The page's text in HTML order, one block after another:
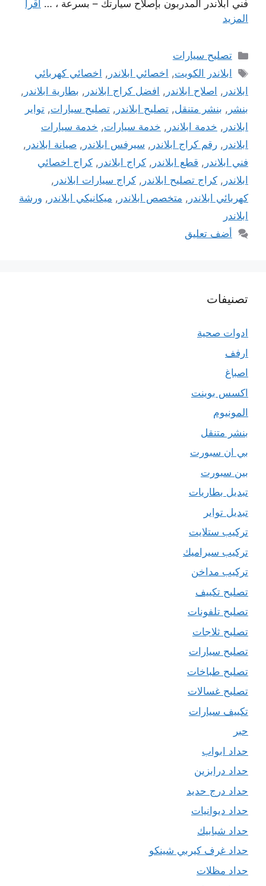
فني ابلاندر المدربون بإصلاح سيارتك – بسرعة ، … اقرأ
المزيد
التصنيفات
تصليح سيارات
الوسوم
ابلاندر الكويت, اخصائي ابلاندر , اخصائي كهربائي
ابلاندر , اصلاح ابلاندر , افضل كراج ابلاندر , بطارية ابلاندر ,
بنشر , بنشر متنقل, تصليح ابلاندر , تصليح سيارات, تواير
ابلاندر , خدمة ابلاندر , خدمة سيارات, خدمة سيارات
ابلاندر , رقم كراج ابلاندر , سيرفس ابلاندر , صيانة ابلاندر ,
فني ابلاندر , قطع ابلاندر , كراج ابلاندر , كراج اخصائي
ابلاندر , كراج تصليح ابلاندر , كراج سيارات ابلاندر ,
كهربائي ابلاندر , متخصص ابلاندر , ميكانيكي ابلاندر , ورشة
ابلاندر
أضف تعليق
تصنيفات
ادوات صحية
ارفف
اصباغ
اكسس بوينت
المونيوم
بنشر متنقل
بي ان سبورت
بين سبورت
تبديل بطاريات
تبديل تواير
تركيب ستلايت
تركيب سيراميك
تركيب مداخن
تصليح تكييف
تصليح تلفونات
تصليح ثلاجات
تصليح سيارات
تصليح طباخات
تصليح غسالات
تكييف سيارات
حبر
حداد ابواب
حداد درابزين
حداد درج حديد
حداد ديوانيات
حداد شبابيك
حداد غرف كيربي شينكو
حداد مظلات